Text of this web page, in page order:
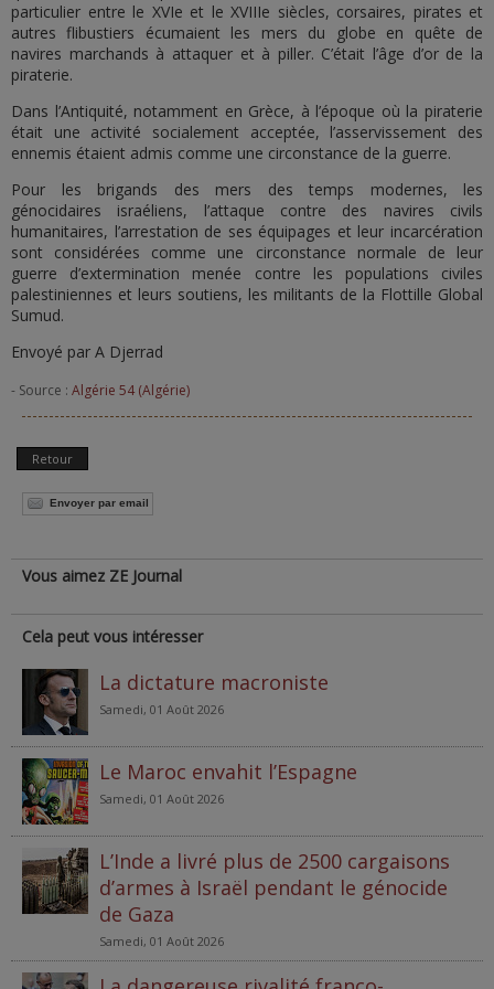
particulier entre le XVIe et le XVIIIe siècles, corsaires, pirates et
autres flibustiers écumaient les mers du globe en quête de
navires marchands à attaquer et à piller. C’était l’âge d’or de la
piraterie.
Dans l’Antiquité, notamment en Grèce, à l’époque où la piraterie
était une activité socialement acceptée, l’asservissement des
ennemis étaient admis comme une circonstance de la guerre.
Pour les brigands des mers des temps modernes, les
génocidaires israéliens, l’attaque contre des navires civils
humanitaires, l’arrestation de ses équipages et leur incarcération
sont considérées comme une circonstance normale de leur
guerre d’extermination menée contre les populations civiles
palestiniennes et leurs soutiens, les militants de la Flottille Global
Sumud.
Envoyé par A Djerrad
- Source : Algérie 54 (Algérie)
Retour
Envoyer par email
Vous aimez ZE Journal
Cela peut vous intéresser
La dictature macroniste
Samedi, 01 Août 2026
Le Maroc envahit l’Espagne
Samedi, 01 Août 2026
L’Inde a livré plus de 2500 cargaisons
d’armes à Israël pendant le génocide
de Gaza
Samedi, 01 Août 2026